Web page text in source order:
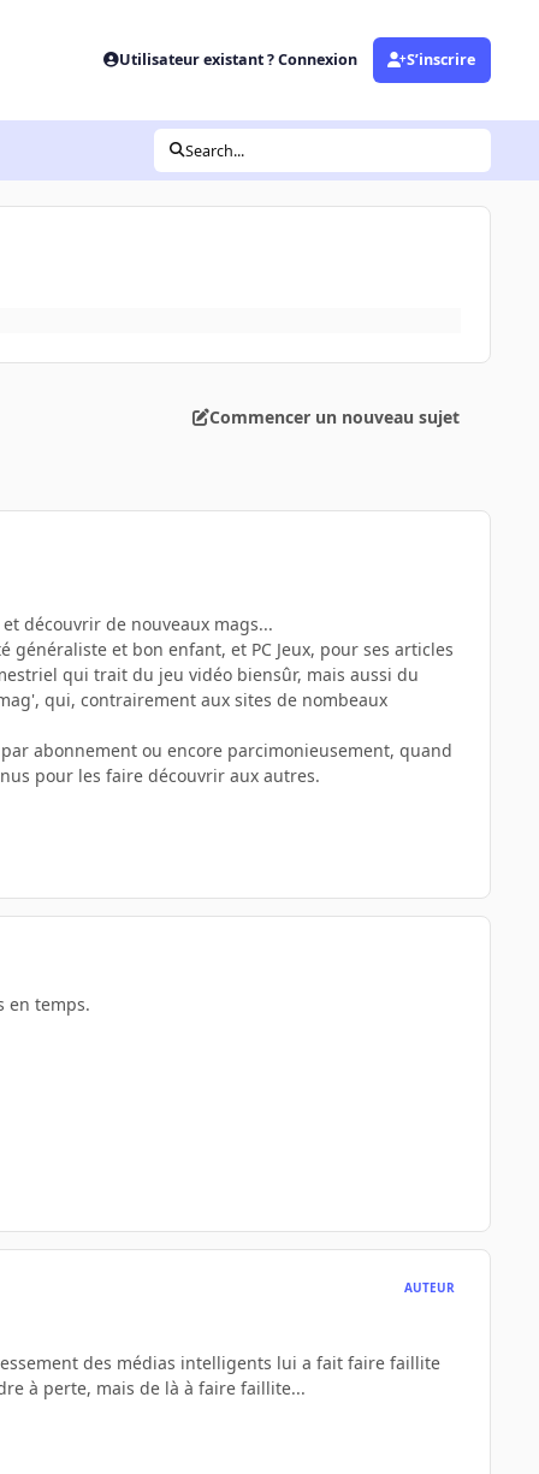
Utilisateur existant ? Connexion S’inscrire
Search...
Commencer un nouveau sujet
découvrir de nouveaux mags...
généraliste et bon enfant, et PC Jeux, pour ses articles
qui trait du jeu vidéo biensûr, mais aussi du
qui, contrairement aux sites de nombeaux
abonnement ou encore parcimonieusement, quand
pour les faire découvrir aux autres.
en temps.
AUTEUR
des médias intelligents lui a fait faire faillite
à perte, mais de là à faire faillite...